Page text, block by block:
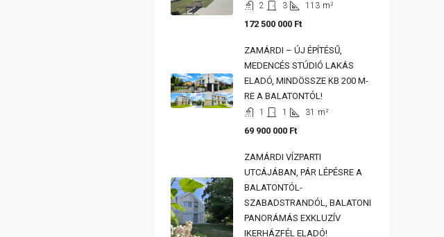
2 3 113 m²
172 500 000 Ft
ZAMÁRDI – ÚJ ÉPÍTÉSŰ,
MEDENCÉS STÚDIÓ LAKÁS
ELADÓ, MINDÖSSZE KB 200 M-
RE A BALATONTÓL!
1 1 31 m²
69 900 000 Ft
ZAMÁRDI VÍZPARTI
UTCÁJÁBAN, PÁR LÉPÉSRE A
BALATONTÓL-
SZABADSTRANDÓL, BALATONI
PANORÁMÁS EXKLUZÍV
IKERHÁZFÉL ELADÓ!